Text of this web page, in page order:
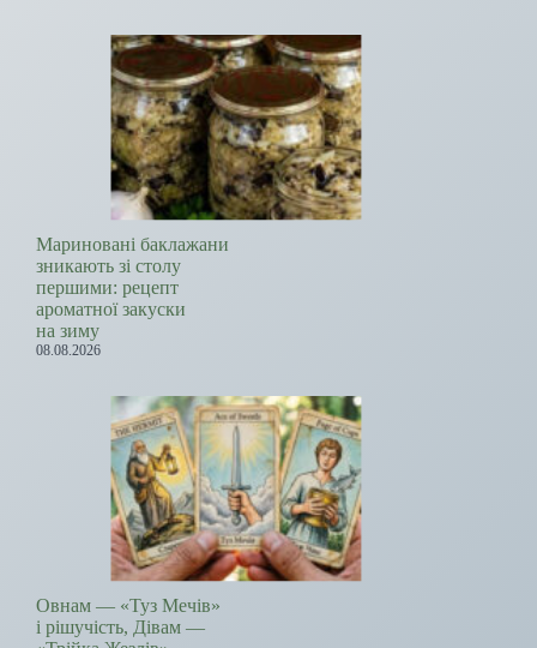
Мариновані баклажани
зникають зі столу
першими: рецепт
ароматної закуски
на зиму
08.08.2026
Овнам — «Туз Мечів»
і рішучість, Дівам —